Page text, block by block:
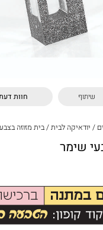
שיתוף חוות
/ יודאיקה לבית/בית מזוזה
שימר